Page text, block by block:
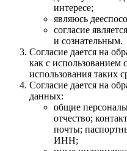
интересе;
являюсь
согласие
и сознательным.
Согласие дается на
как с использованием
использования таких
Согласие дается на
данных:
общие
отчество;
почты;
ИНН;